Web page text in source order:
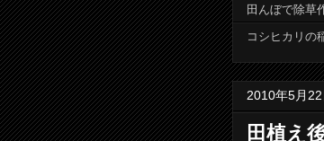
田んぼで除草
コシヒカリの
2010年5月22
田植え